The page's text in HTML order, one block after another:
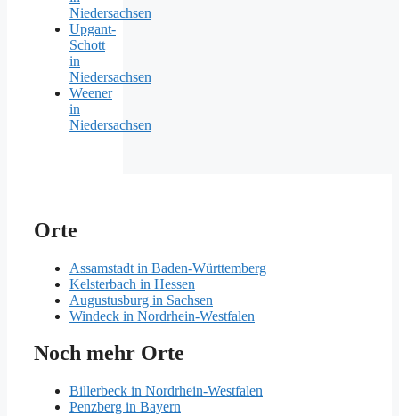
Niedersachsen
Upgant-
Schott
in
Niedersachsen
Weener
in
Niedersachsen
Orte
Assamstadt in Baden-Württemberg
Kelsterbach in Hessen
Augustusburg in Sachsen
Windeck in Nordrhein-Westfalen
Noch mehr Orte
Billerbeck in Nordrhein-Westfalen
Penzberg in Bayern